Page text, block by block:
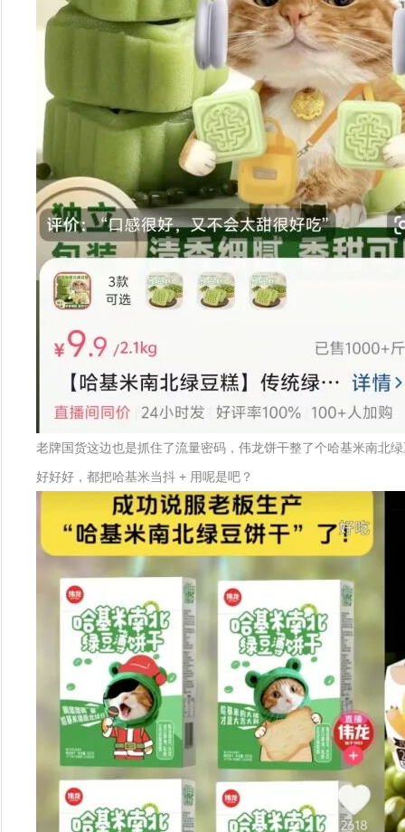
老牌国货这边也是抓住了流量密码，伟龙饼干整了个哈基米南北
好好好，都把哈基米当抖 + 用呢是吧？